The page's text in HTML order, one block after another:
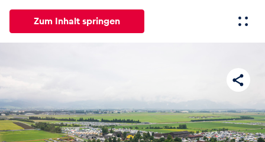
Zum Inhalt springen
News
Alle anzeigen